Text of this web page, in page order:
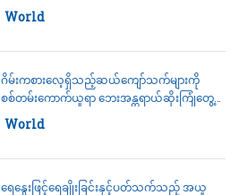
သည့်အမေရိကန်စစ်သား ထရာဗစ်ကင်းကပြော
Category:
World
ဂိမ်းကစားလေ့ရှိသည့်ဆယ်ကျော်သက်များကို
စစ်တမ်းကောက်ယူရာ ဘေးအန္တရာယ်ဆိုးကြုံတွေ့
နေရ
Category:
World
ရေနွေးဖြင့်ရေချိုးခြင်းနှင့်ပတ်သက်သည့် အယူ